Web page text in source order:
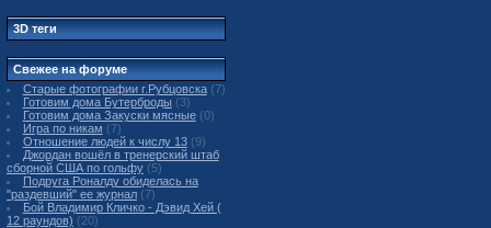
3D теги
Свежее на форуме
Старые фотографии г.Рубцовска (7)
Готовим дома Бутерброды (3)
Готовим дома Закуски мясные (0)
Игра по никам (7)
Отношение людей к числу 13 (9)
Джордан вошёл в тренерский штаб
сборной США по гольфу (5)
Подруга Роналду обиделась на
"раздевший" ее журнал (7)
Бой Владимир Кличко - Дэвид Хей (
12 раундов) (20)